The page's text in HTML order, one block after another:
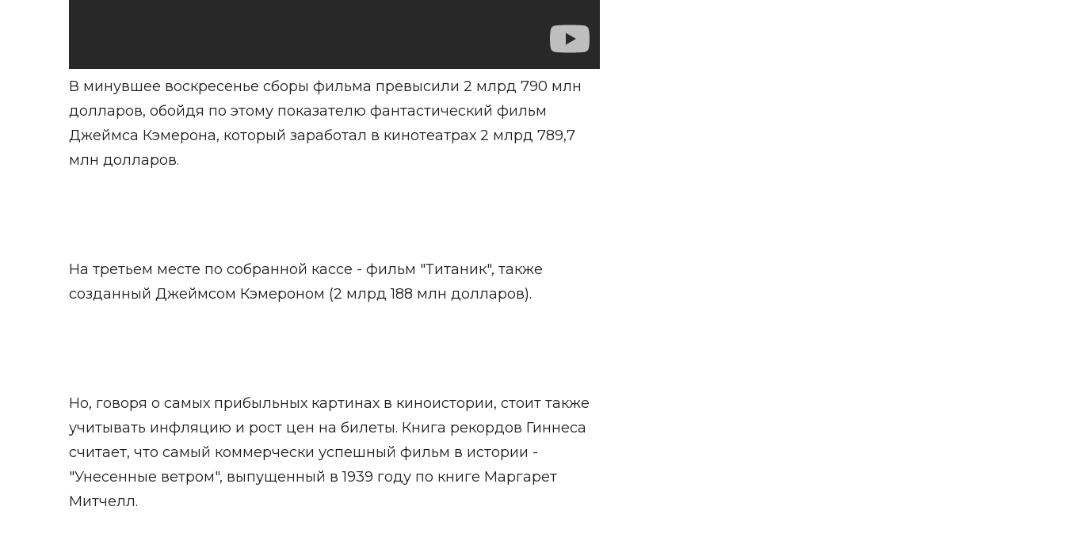
В минувшее воскресенье сборы фильма превысили 2 млрд 790 млн
долларов, обойдя по этому показателю фантастический фильм
Джеймса Кэмерона, который заработал в кинотеатрах 2 млрд 789,7
млн долларов.
На третьем месте по собранной кассе - фильм "Титаник", также
созданный Джеймсом Кэмероном (2 млрд 188 млн долларов).
Но, говоря о самых прибыльных картинах в киноистории, стоит также
учитывать инфляцию и рост цен на билеты. Книга рекордов Гиннеса
считает, что самый коммерчески успешный фильм в истории -
"Унесенные ветром", выпущенный в 1939 году по книге Маргарет
Митчелл.